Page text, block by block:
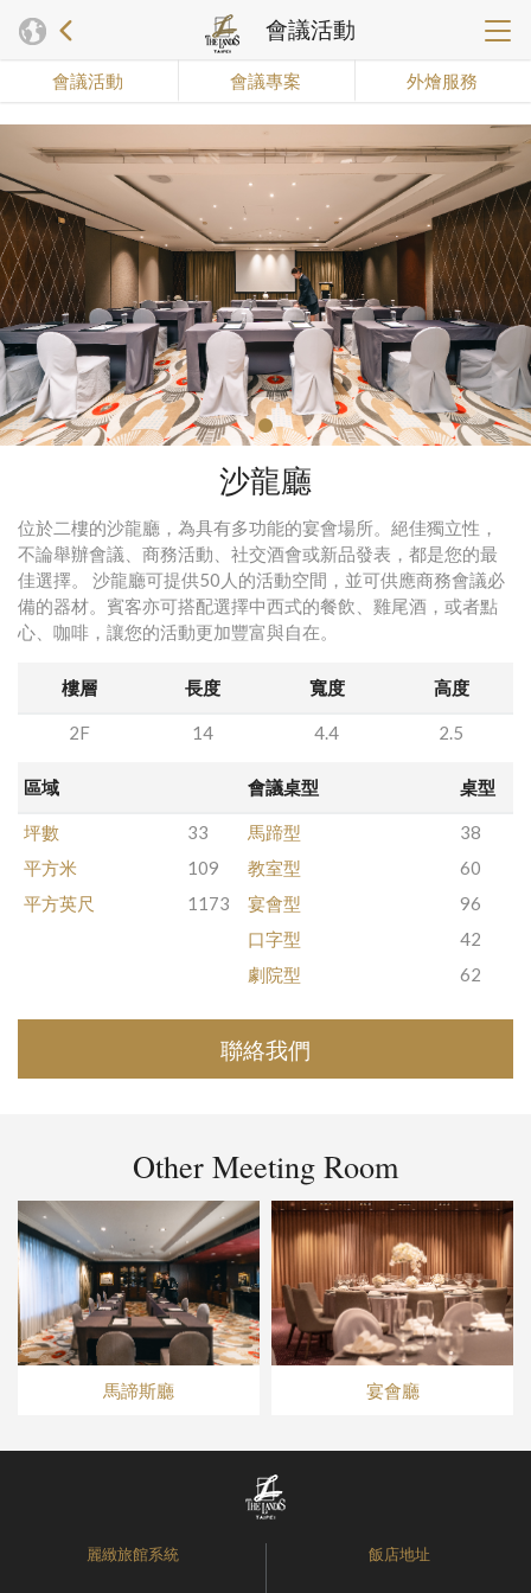
會議活動
會議活動 會議專案 外燴服務
沙龍廳
位於二樓的沙龍廳，為具有多功能的宴會場所。絕佳獨立性，
不論舉辦會議、商務活動、社交酒會或新品發表，都是您的最
佳選擇。 沙龍廳可提供50人的活動空間，並可供應商務會議必
備的器材。賓客亦可搭配選擇中西式的餐飲、雞尾酒，或者點
心、咖啡，讓您的活動更加豐富與自在。
樓層 長度 寬度 高度
2F 14 4.4 2.5
區域 會議桌型 桌型
坪數 33 馬蹄型
38
平方米
109 教室型
60
平方英尺
1173 宴會型
96
口字型
42
劇院型
62
聯絡我們
Other Meeting Room
馬諦斯廳 宴會廳
麗緻旅館系統 飯店地址